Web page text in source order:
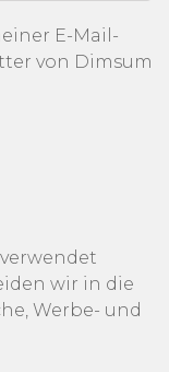
E-Mail-
von Dimsum
wir in die
Werbe- und